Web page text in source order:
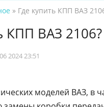
» Где купить КПП ВАЗ
КПП ВАЗ 2106?
2024 23:51
моделей ВАЗ, в